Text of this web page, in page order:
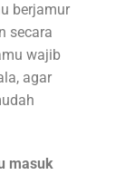
berjamur
secara
wajib
agar
masuk